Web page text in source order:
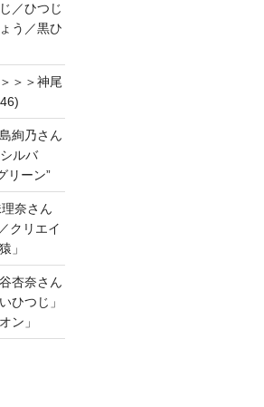
／ひつじ
う／黒ひ
＞＞神尾
絢乃さん
ルバ
リーン”
奈さん
クリエイ
」
杏奈さん
ひつじ」
ン」